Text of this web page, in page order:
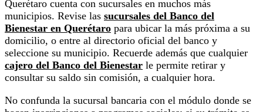
Querétaro cuenta con sucursales en muchos más
municipios. Revise las sucursales del Banco del
Bienestar en Querétaro para ubicar la más próxima a su
domicilio, o entre al directorio oficial del banco y
seleccione su municipio. Recuerde además que cualquier
cajero del Banco del Bienestar le permite retirar y
consultar su saldo sin comisión, a cualquier hora.
No confunda la sucursal bancaria con el módulo donde se